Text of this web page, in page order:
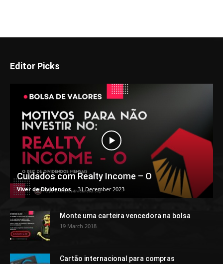
Editor Picks
Cuidados com Realty Income – O
Viver de Dividendos - 31 December 2023
Monte uma carteira vencedora na bolsa
19 March 2018
Cartão internacional para compras